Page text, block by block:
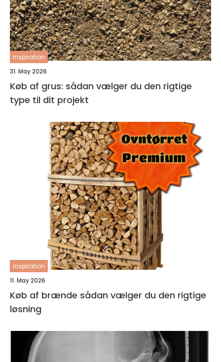
inspiration
31. May 2026
Køb af grus: sådan vælger du den rigtige
type til dit projekt
inspiration
11. May 2026
Køb af brænde sådan vælger du den rigtige
løsning